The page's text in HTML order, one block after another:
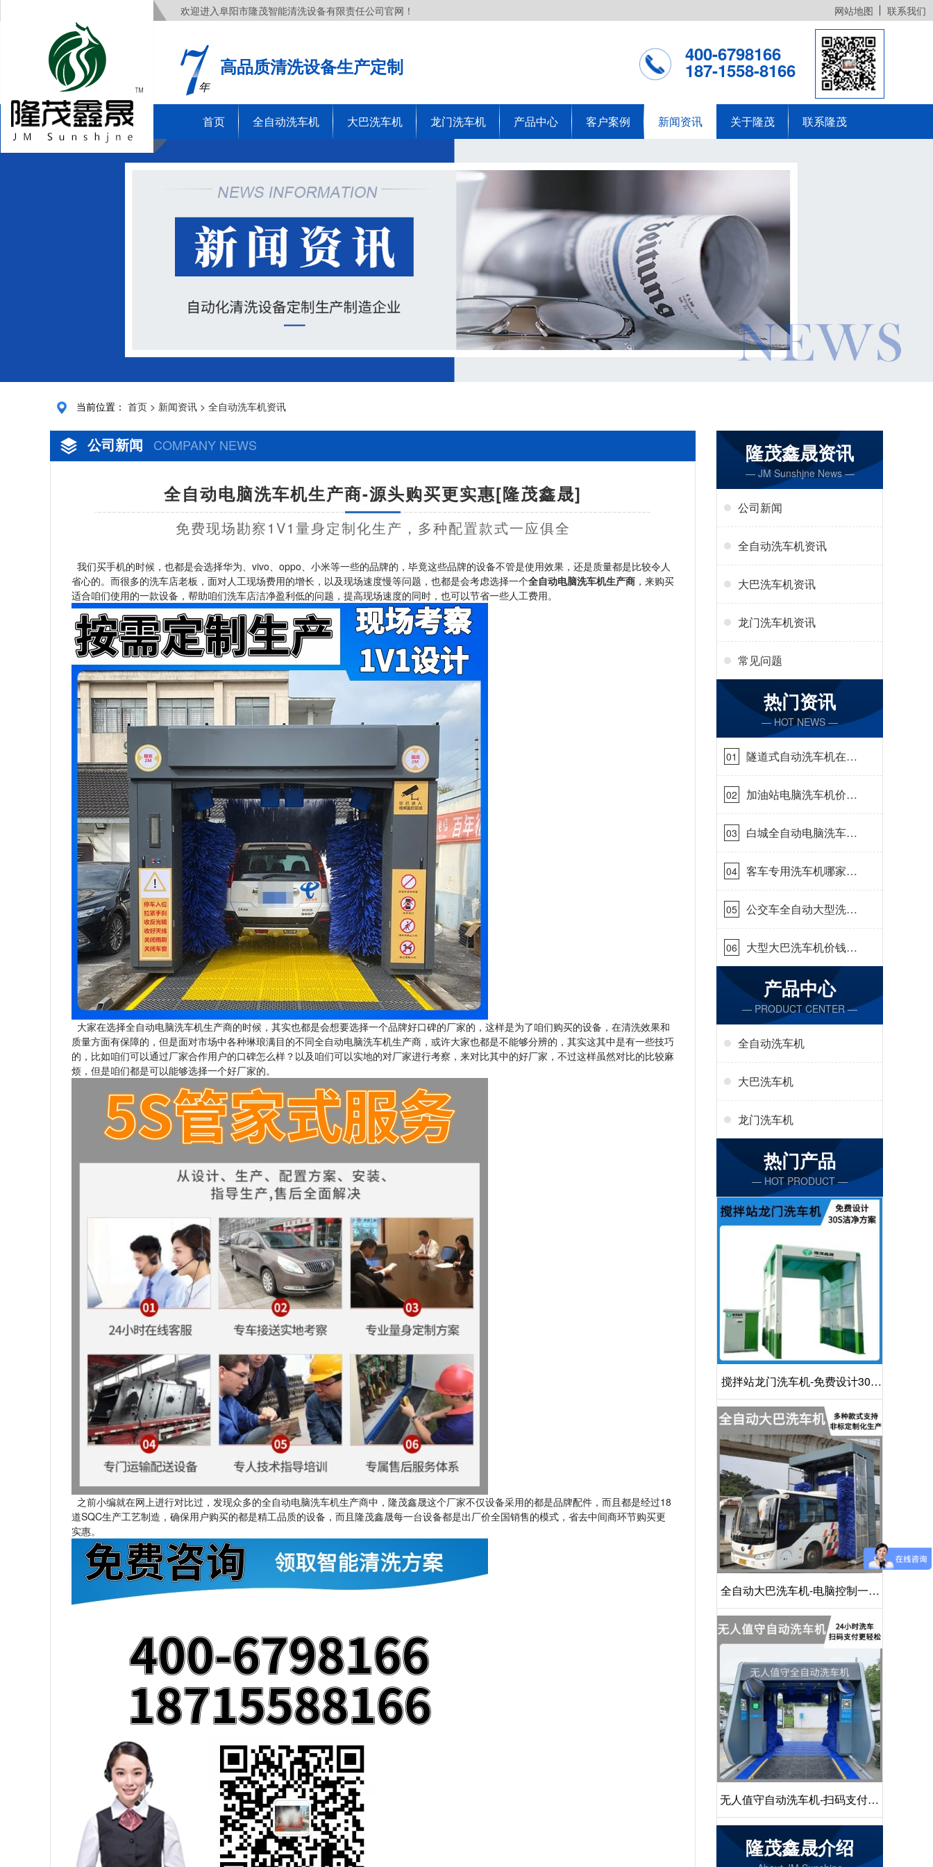
欢迎进入阜阳市隆茂智能清洗设备有限责任公司官网！ 网站地图 联系我们
年
高品质清洗设备生产定制
400-6798166
187-1558-8166
首页 全自动洗车机 大巴洗车机 龙门洗车机 产品中心 客户案例 新闻资讯 关于隆茂 联系隆茂
当前位置： 首页 > 新闻资讯 > 全自动洗车机资讯
公司新闻 COMPANY NEWS
全自动电脑洗车机生产商-源头购买更实惠[隆茂鑫晟]
免费现场勘察1V1量身定制化生产，多种配置款式一应俱全
我们买手机的时候，也都是会选择华为、vivo、oppo、小米等一些的品牌的，毕竟这些品牌的设备不管是使用效果，还是质量都是比较令人
省心的。而很多的洗车店老板，面对人工现场费用的增长，以及现场速度慢等问题，也都是会考虑选择一个全自动电脑洗车机生产商 ，来购买
适合咱们使用的一款设备，帮助咱们洗车店洁净盈利低的问题，提高现场速度的同时，也可以节省一些人工费用。
大家在选择全自动电脑洗车机生产商的时候，其实也都是会想要选择一个品牌好口碑的厂家的，这样是为了咱们购买的设备，在清洗效果和
质量方面有保障的，但是面对市场中各种琳琅满目的不同全自动电脑洗车机生产商，或许大家也都是不能够分辨的，其实这其中是有一些技巧
的，比如咱们可以通过厂家合作用户的口碑怎么样？以及咱们可以实地的对厂家进行考察，来对比其中的好厂家，不过这样虽然对比的比较麻
烦，但是咱们都是可以能够选择一个好厂家的。
之前小编就在网上进行对比过，发现众多的全自动电脑洗车机生产商中，隆茂鑫晟这个厂家不仅设备采用的都是品牌配件，而且都是经过18
道SQC生产工艺制造，确保用户购买的都是精工品质的设备，而且隆茂鑫晟每一台设备都是出厂价全国销售的模式，省去中间商环节购买更
实惠。
隆茂鑫晟资讯
— JM Sunshjne News —
公司新闻
全自动洗车机资讯
大巴洗车机资讯
龙门洗车机资讯
常见问题
热门资讯
— HOT NEWS —
01
隧道式自动洗车机在哪
里购买[隆茂鑫晟]
02
加油站电脑洗车机价格
怎么样[隆茂鑫晟]
03
白城全自动电脑洗车
机-ADV防冻冬季正常
使用[隆茂鑫晟]
04
客车专用洗车机哪家的
好[隆茂鑫晟]
05
公交车全自动大型洗车
机什么价钱[隆茂鑫晟]
06
大型大巴洗车机价钱怎
么样[隆茂鑫晟]
产品中心
— PRODUCT CENTER —
全自动洗车机
大巴洗车机
龙门洗车机
热门产品
— HOT PRODUCT —
搅拌站龙门洗车机-免费设计30S
洁净方案[隆茂鑫晟]
全自动大巴洗车机-电脑控制一键
启动清洗[隆茂鑫晟]
无人值守自动洗车机-扫码支付24
小时不停机洗车[隆茂鑫晟]
隆茂鑫晟介绍